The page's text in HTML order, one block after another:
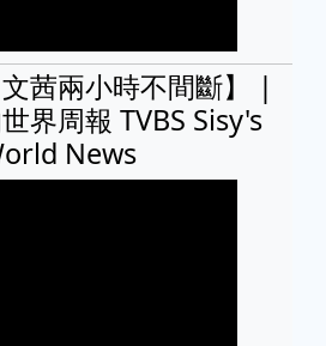
文茜兩小時不間斷】 |
界周報 TVBS Sisy's
News